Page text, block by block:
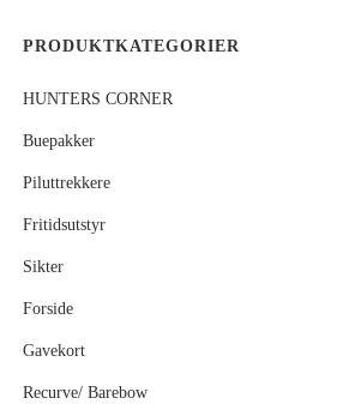
PRODUKTKATEGORIER
HUNTERS CORNER
Buepakker
Piluttrekkere
Fritidsutstyr
Sikter
Forside
Gavekort
Recurve/ Barebow